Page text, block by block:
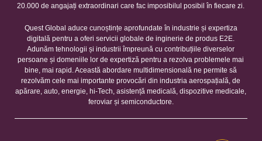
20.000 de angajați extraordinari care fac imposibilul posibil în fiecare zi.
Quest Global aduce cunoștințe aprofundate în industrie și expertiza
digitală pentru a oferi servicii globale de inginerie de produs E2E.
Adunăm tehnologii și industrii împreună cu contribuțiile diverselor
persoane și domeniile lor de expertiză pentru a rezolva problemele mai
bine, mai rapid. Această abordare multidimensională ne permite să
rezolvăm cele mai importante provocări din industria aerospațială, de
apărare, auto, energie, hi-Tech, asistență medicală, dispozitive medicale,
feroviar și semiconductore.